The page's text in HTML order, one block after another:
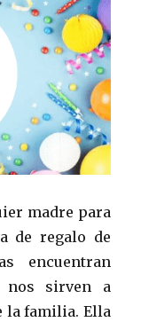
madre para
de regalo de
encuentran
nos sirven a
la familia. Ella